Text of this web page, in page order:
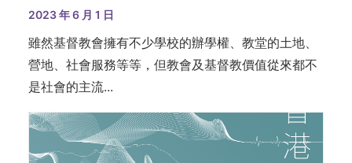
2023 年 6 月 1 日
雖然基督教會擁有不少學校的辦學權、教堂的土地、
營地、社會服務等等，但教會及基督教價值從來都不
是社會的主流...